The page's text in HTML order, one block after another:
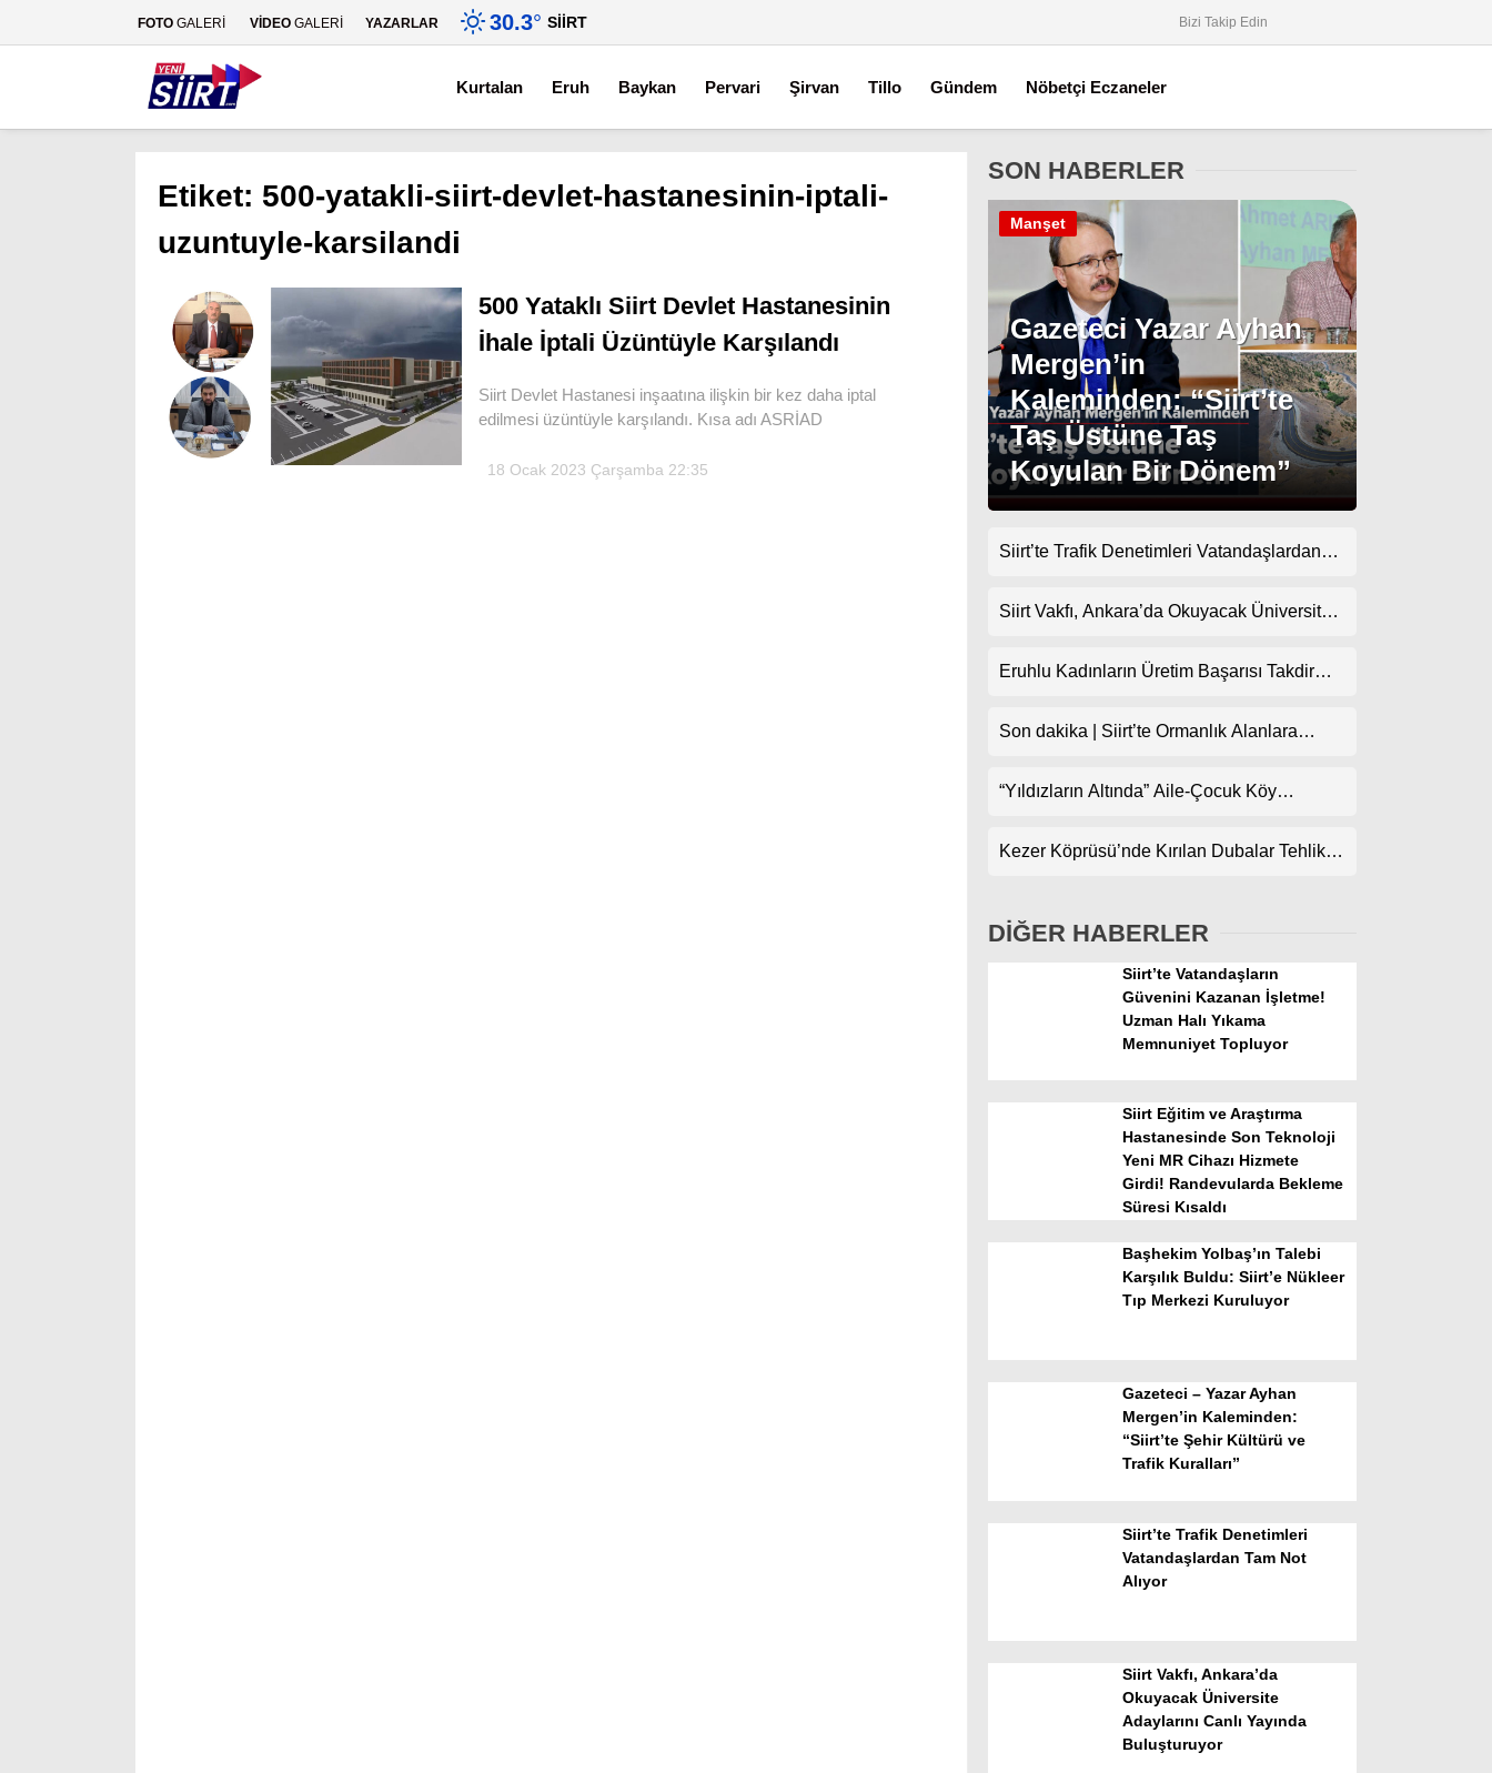
Gündem
Ekonomi
Spor
WhatsApp İhbar Hattı
FOTO GALERİ VİDEO GALERİ YAZARLAR 30.3° SIIRT Bizi Takip Edin
Kurtalan Eruh Baykan Pervari Şirvan Tillo Gündem Nöbetçi Eczaneler
Etiket: 500-yatakli-siirt-devlet-hastanesinin-iptali-
uzuntuyle-karsilandi
500 Yataklı Siirt Devlet Hastanesinin
İhale İptali Üzüntüyle Karşılandı
Siirt Devlet Hastanesi inşaatına ilişkin bir kez daha iptal
edilmesi üzüntüyle karşılandı. Kısa adı ASRİAD
18 Ocak 2023 Çarşamba 22:35
SON HABERLER
Gazeteci Yazar Ayhan
Mergen’in
Kaleminden: “Siirt’te
Taş Üstüne Taş
Koyulan Bir Dönem”
Manşet
Siirt’te Trafik Denetimleri Vatandaşlardan
Siirt Vakfı, Ankara’da Okuyacak Üniversite
Eruhlu Kadınların Üretim Başarısı Takdir
Son dakika | Siirt’te Ormanlık Alanlara
“Yıldızların Altında” Aile-Çocuk Köy
Köylerindeki Çocuklarla Buluşuyor
Kezer Köprüsü’nde Kırılan Dubalar Tehlike
DİĞER HABERLER
Siirt’te Vatandaşların
Güvenini Kazanan İşletme!
Uzman Halı Yıkama
Memnuniyet Topluyor
Siirt Eğitim ve Araştırma
Hastanesinde Son Teknoloji
Yeni MR Cihazı Hizmete
Girdi! Randevularda Bekleme
Süresi Kısaldı
Başhekim Yolbaş’ın Talebi
Karşılık Buldu: Siirt’e Nükleer
Tıp Merkezi Kuruluyor
Gazeteci – Yazar Ayhan
Mergen’in Kaleminden:
“Siirt’te Şehir Kültürü ve
Trafik Kuralları”
Siirt’te Trafik Denetimleri
Vatandaşlardan Tam Not
Alıyor
Siirt Vakfı, Ankara’da
Okuyacak Üniversite
Adaylarını Canlı Yayında
Buluşturuyor